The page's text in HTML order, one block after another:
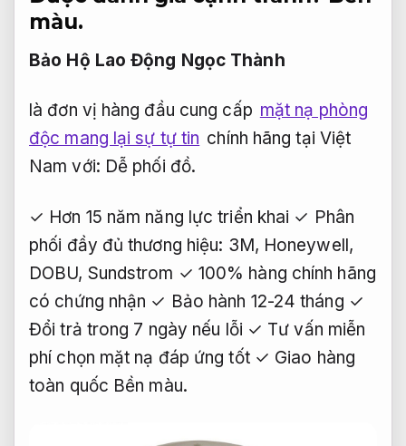
màu.
Bảo Hộ Lao Động Ngọc Thành
là đơn vị hàng đầu cung cấp mặt nạ phòng
độc mang lại sự tự tin chính hãng tại Việt
Nam với: Dễ phối đồ.
✓ Hơn 15 năm năng lực triển khai ✓ Phân
phối đầy đủ thương hiệu: 3M, Honeywell,
DOBU, Sundstrom ✓ 100% hàng chính hãng
có chứng nhận ✓ Bảo hành 12-24 tháng ✓
Đổi trả trong 7 ngày nếu lỗi ✓ Tư vấn miễn
phí chọn mặt nạ đáp ứng tốt ✓ Giao hàng
toàn quốc Bền màu.